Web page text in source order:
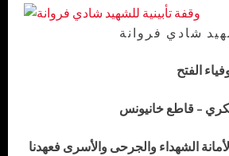
شادي فروانة
– قاطع خانيونس
الشهداء والجرحى والأسرى فعهدنا